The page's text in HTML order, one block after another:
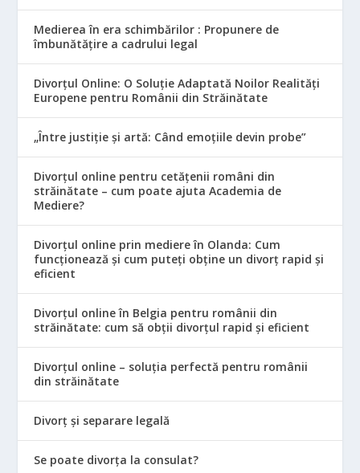
Medierea în era schimbărilor : Propunere de
îmbunătățire a cadrului legal
Divorțul Online: O Soluție Adaptată Noilor Realități
Europene pentru Românii din Străinătate
„Între justiție și artă: Când emoțiile devin probe”
Divorțul online pentru cetățenii români din
străinătate – cum poate ajuta Academia de
Mediere?
Divorțul online prin mediere în Olanda: Cum
funcționează și cum puteți obține un divorț rapid și
eficient
Divorțul online în Belgia pentru românii din
străinătate: cum să obții divorțul rapid și eficient
Divorțul online – soluția perfectă pentru românii
din străinătate
Divorț și separare legală
Se poate divorța la consulat?